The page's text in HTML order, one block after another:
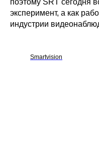
поэтому SRT сегодня
эксперимент, а как
индустрии
Smartvision